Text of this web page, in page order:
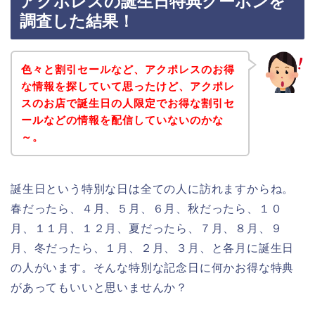
調査した結果！
色々と割引セールなど、アクポレスのお得
な情報を探していて思ったけど、アクポレ
スのお店で誕生日の人限定でお得な割引セ
ールなどの情報を配信していないのかな
～。
誕生日という特別な日は全ての人に訪れますからね。
春だったら、４月、５月、６月、秋だったら、１０
月、１１月、１２月、夏だったら、７月、８月、９
月、冬だったら、１月、２月、３月、と各月に誕生日
の人がいます。そんな特別な記念日に何かお得な特典
があってもいいと思いませんか？